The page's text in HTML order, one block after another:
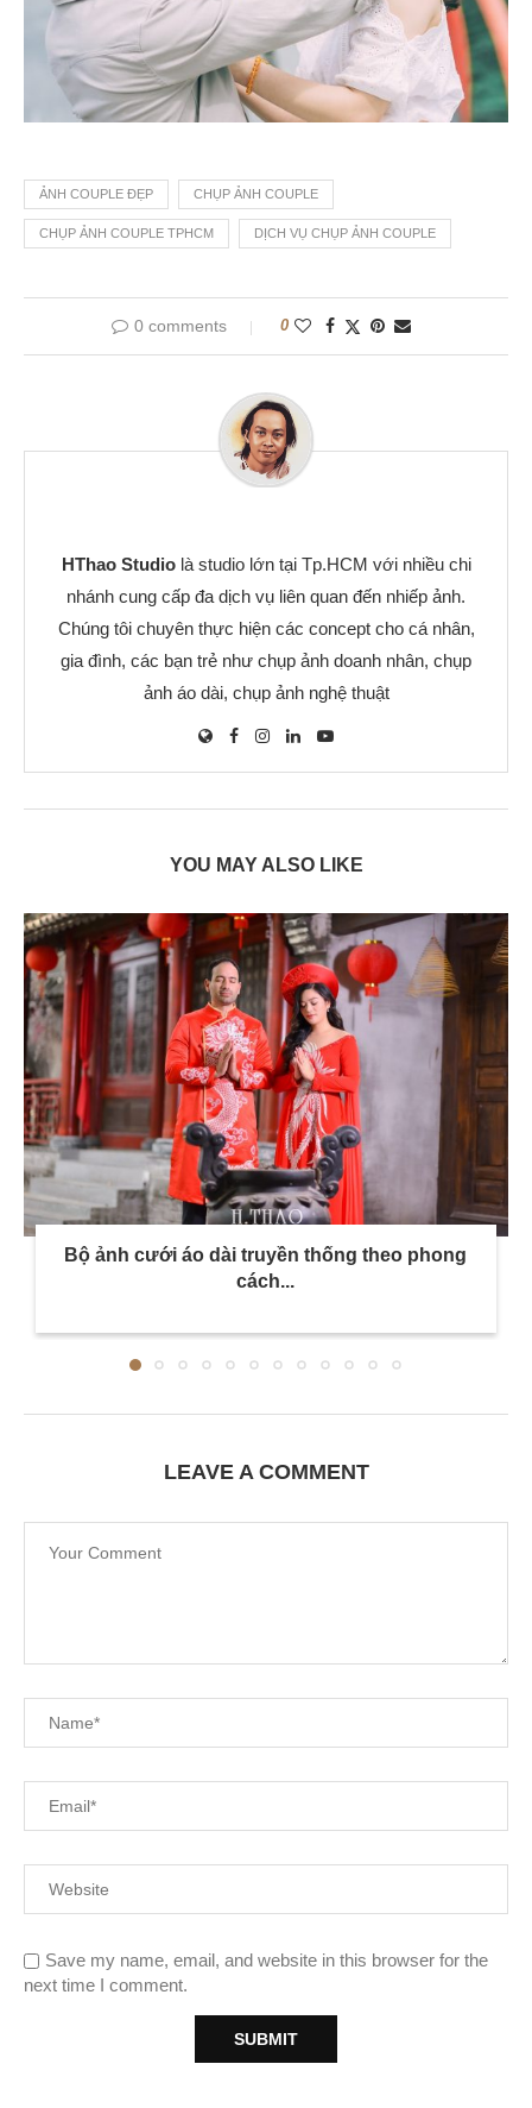
ẢNH COUPLE ĐẸP CHỤP ẢNH COUPLE
CHỤP ẢNH COUPLE TPHCM DỊCH VỤ CHỤP ẢNH COUPLE
0 comments 0
HThao Studiolà studio lớn tại Tp.HCM với nhiều chi
nhánh cung cấp đa dịch vụ liên quan đến nhiếp ảnh.
Chúng tôi chuyên thực hiện các concept cho cá nhân,
gia đình, các bạn trẻ như chụp ảnh doanh nhân, chụp
ảnh áo dài, chụp ảnh nghệ thuật
YOU MAY ALSO LIKE
Bộ ảnh cưới áo dài truyền thống theo phong
cách...
LEAVE A COMMENT
Save my name, email, and website in this browser for the
next time I comment.